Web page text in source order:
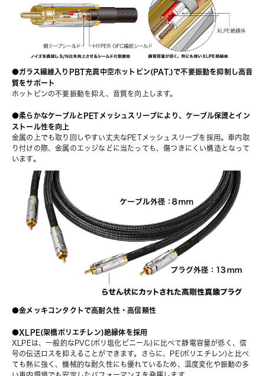
●ガラス繊維入りPBT充眞中空ホットピン(PAT.)で不要振動を抑制し高音
質をサポート
ホットピンの不要振動を抑え、音質を向上します。
●柔らかなケーブルとPETメッシュスリーブにより、ケーブル保護とイン
ストール性を向上
金属の上でも取り回しやすい丈夫なPETメッシュスリーブを採用。車内取
り付けの際、金属のエッジなどに当たっても、傷つきにくい構造となって
います。
●金メッキコンタクトで高耐久性・高信頼性
●XLPE(架橋ポリエチレン)絶縁体を採用
XLPEは、一般的なPVC(ポリ塩化ビニール)に比べて静電容量が低く、信
号の伝送ロスを抑えることができます。さらに、PE(ポリエチレン)と比べ
ても熱に強く、機械的な耐久性にも優れているため、温度変化や振動の多